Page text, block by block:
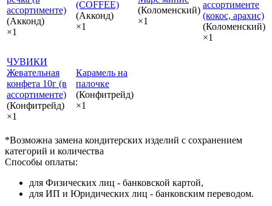
ассортименте)
(Акконд)
×1
(COFFEE)
(Акконд)
×1
(Коломенский)
×1
ассортименте
(кокос, арахис)
(Коломенский)
×1
ЧУВИКИ
Жевательная
конфета 10г (в
ассортименте)
(Конфитрейд)
×1
Карамель на
палочке
(Конфитрейд)
×1
*Возможна замена кондитерских изделий с сохранением
категорий и количества
Способы оплаты:
для Физических лиц - банковской картой,
для ИП и Юридических лиц - банковским переводом.